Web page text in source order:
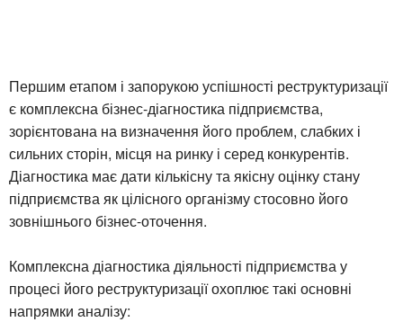
Першим етапом і запорукою успішності реструктуризації
є комплексна бізнес-діагностика підприємства,
зорієнтована на визначення його проблем, слабких і
сильних сторін, місця на ринку і серед конкурентів.
Діагностика має дати кількісну та якісну оцінку стану
підприємства як цілісного організму стосовно його
зовнішнього бізнес-оточення.
Комплексна діагностика діяльності підприємства у
процесі його реструктуризації охоплює такі основні
напрямки аналізу: